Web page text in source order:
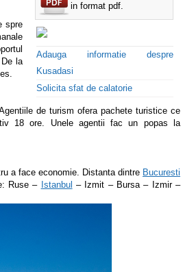
in format pdf.
Adauga informatie despre
Kusadasi
Solicita sfat de calatorie
spre
la
de turism ofera pachete turistice ce
18 ore. Unele agentii fac un popas la
a face economie. Distanta dintre Bucuresti
Ruse – Istanbul – Izmit – Bursa – Izmir –